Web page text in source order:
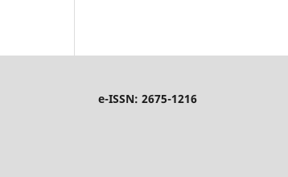
e-ISSN: 2675-1216